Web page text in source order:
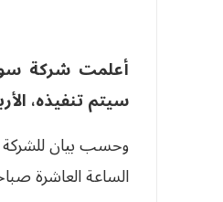
أعلمت شركة
سيتم تنفيذه،
الساعة العاشرة